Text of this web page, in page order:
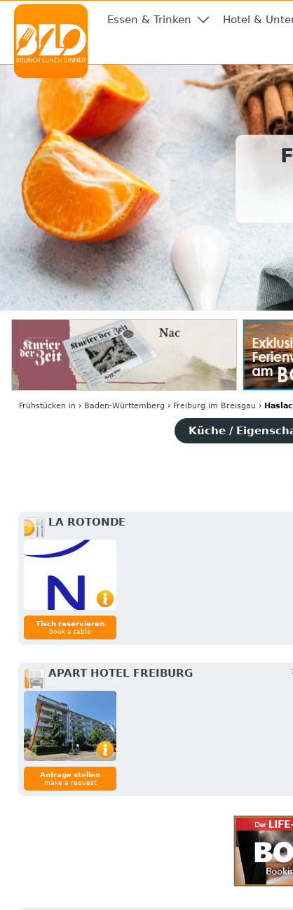
Essen & Trinken Hotel &
Frühstücken in › Baden-Württemberg › Freiburg im Breisgau ›
Küche /
LA ROTONDE
Tisch reservieren
book a table
APART HOTEL FREIBURG
Anfrage stellen
make a request